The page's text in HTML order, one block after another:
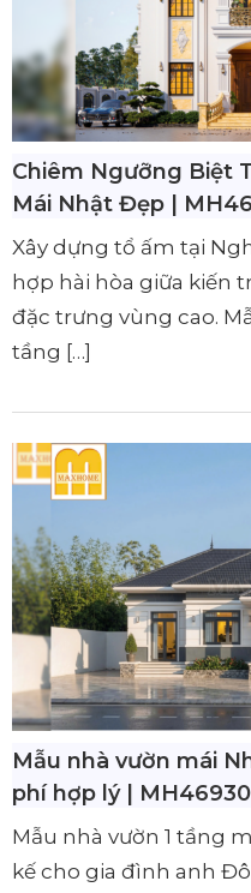
Chiêm Ngưỡng Biệt
Mái Nhật Đẹp |
Xây dựng tổ ấm tại
hợp hài hòa giữa kiến
đặc trưng vùng cao.
tầng […]
Mẫu nhà vườn mái
phí hợp lý | MH46930
Mẫu nhà vườn 1 tầng
kế cho gia đình anh